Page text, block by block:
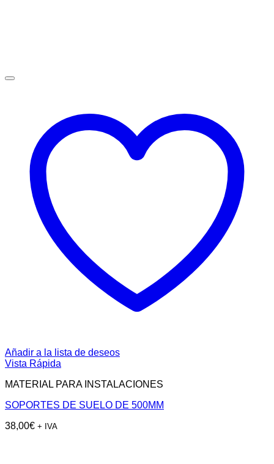
Añadir a la lista de deseos
Vista Rápida
MATERIAL PARA INSTALACIONES
SOPORTES DE SUELO DE 500MM
38,00€ + IVA